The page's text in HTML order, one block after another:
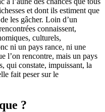
et dont ils estiment que
les gâcher. Loin d’un
connaissent,
culturels,
ni un pays rance, ni une
l’on rencontre, mais un pays
qui constate, impuissant, la
fait peser sur le
?